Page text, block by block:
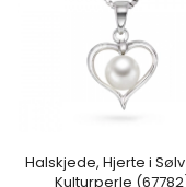
Halskjede, Hjerte i
Kulturperle